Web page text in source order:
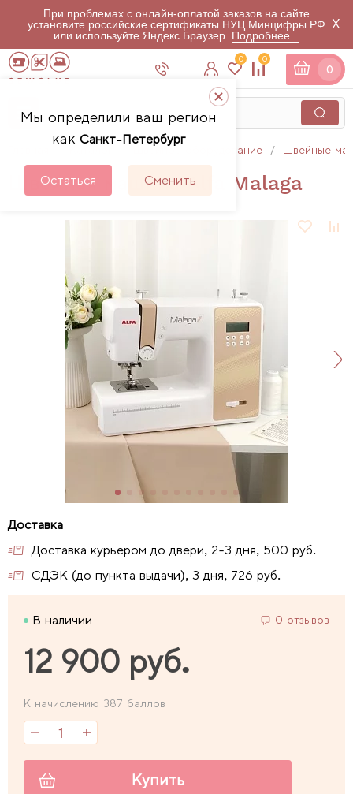
При проблемах с онлайн-оплатой заказов на сайте
установите российские сертификаты НУЦ Минцифры РФ
или используйте Яндекс.Браузер. Подробнее...
X
Мы определили ваш регион
как Санкт-Петербург
Остаться Сменить
0 0
0
Швейное оборудование Швейные
Швейная машина Alfa Malaga
Доставка курьером до двери, 2-3 дня, 500 руб.
СДЭК (до пункта выдачи), 3 дня, 726 руб.
В наличии 0 отзывов
12 900 руб.
К начислению 387 баллов
Купить